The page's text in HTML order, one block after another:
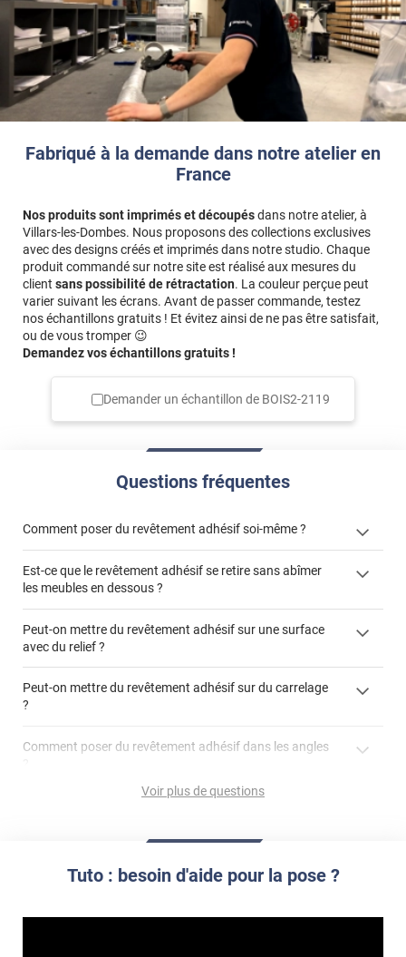
Fabriqué à la demande dans notre atelier en
France
Nos produits sont imprimés et découpésdans notre atelier, à
Villars-les-Dombes. Nous proposons des collections exclusives
avec des designs créés et imprimés dans notre studio. Chaque
produit commandé sur notre site est réalisé aux mesures du
client sans possibilité de rétractation. La couleur perçue peut
varier suivant les écrans. Avant de passer commande, testez
nos échantillons gratuits ! Et évitez ainsi de ne pas être satisfait,
ou de vous tromper 😉
Demandez vos échantillons gratuits !
Demander un échantillon de BOIS2-2119
Questions fréquentes
Comment poser du revêtement adhésif soi-même ?
« Comment poser un revêtement adhésif ? »
Est-ce que le revêtement adhésif se retire sans abîmer
les meubles en dessous ?
colle
et la colle. Vous retirez beaucoup plus facilement le
Peut-on mettre du revêtement adhésif sur une surface
avec du relief ?
Peut-on mettre du revêtement adhésif sur du carrelage
?
Comment poser du revêtement adhésif dans les angles
Voir plus de questions
Tuto : besoin d'aide pour la pose ?